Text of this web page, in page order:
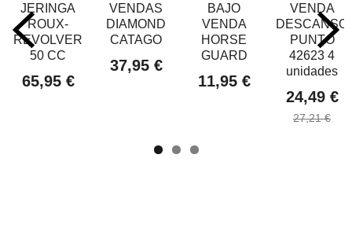
JERINGA
ROUX-
REVOLVER
50 CC
65,95 €
VENDAS
DIAMOND
CATAGO
37,95 €
BAJO
VENDA
HORSE
GUARD
11,95 €
VENDA
DESCANSO
PUNTO
42623 4
unidades
24,49 €
27,21 €